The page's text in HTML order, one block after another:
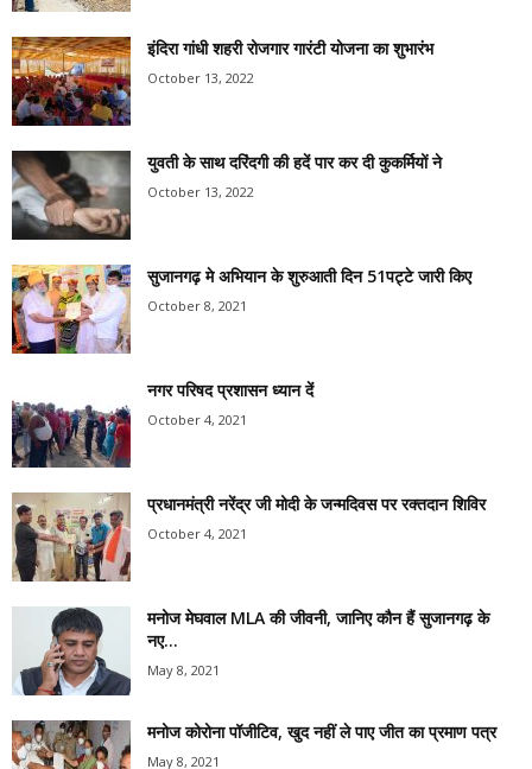
इंदिरा गांधी शहरी रोजगार गारंटी योजना का शुभारंभ
October 13, 2022
युवती के साथ दरिंदगी की हदें पार कर दी कुकर्मियों ने
October 13, 2022
सुजानगढ़ मे अभियान के शुरुआती दिन 51पट्टे जारी किए
October 8, 2021
नगर परिषद प्रशासन ध्यान दें
October 4, 2021
प्रधानमंत्री नरेंद्र जी मोदी के जन्मदिवस पर रक्तदान शिविर
October 4, 2021
मनोज मेघवाल MLA की जीवनी, जानिए कौन हैं सुजानगढ़ के
नए...
May 8, 2021
मनोज कोरोना पॉजीटिव, खुद नहीं ले पाए जीत का प्रमाण पत्र
May 8, 2021